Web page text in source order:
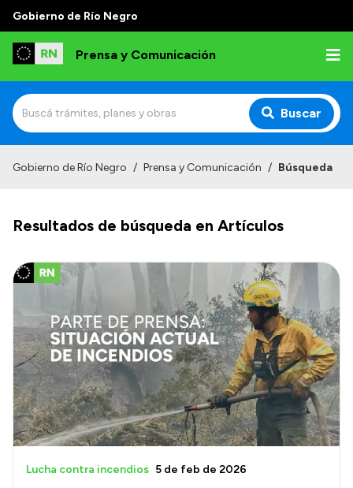
Gobierno de Río Negro
Prensa y Comunicación
Buscar
Autoridades
Referentes de prensa
Archivo de noticias
Transparencia
Presupuesto
Boletín Oficial
Compras y licitaciones
Consulta de expedientes
Gobierno de Río Negro / Prensa y Comunicación / Búsqueda
Resultados de búsqueda en Artículos
Lucha contra incendios 5 de feb de 2026